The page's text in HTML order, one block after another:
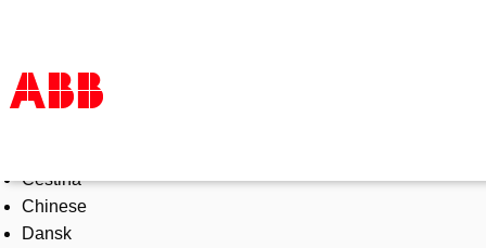
Products & Solutions
Industries
Services
Čeština
Chinese
Dansk